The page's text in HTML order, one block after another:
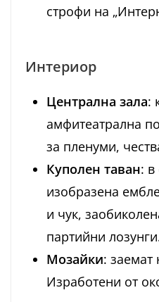
строфи на
Интериор
Централна зала:
амфитеатрална
за пленуми,
Куполен таван: в
изобразена
и чук,
партийни
Мозайки: заемат
Изработени от